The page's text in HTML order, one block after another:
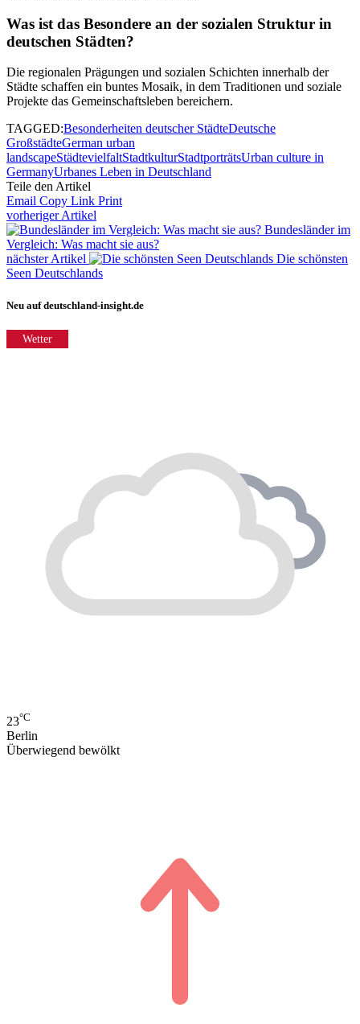
Was ist das Besondere an der sozialen Struktur in
deutschen Städten?
Die regionalen Prägungen und sozialen Schichten innerhalb der
Städte schaffen ein buntes Mosaik, in dem Traditionen und soziale
Projekte das Gemeinschaftsleben bereichern.
TAGGED:Besonderheiten deutscher StädteDeutsche
GroßstädteGerman urban
landscapeStädtevielfaltStadtkulturStadtporträtsUrban culture in
GermanyUrbanes Leben in Deutschland
Teile den Artikel
Email Copy Link Print
vorheriger Artikel
Bundesländer im
Vergleich: Was macht sie aus?
nächster Artikel
Die schönsten
Seen Deutschlands
Neu auf deutschland-insight.de
Wetter
23°C
Berlin
Überwiegend bewölkt